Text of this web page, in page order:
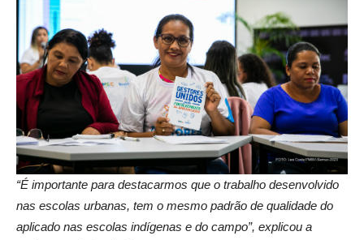
“É importante para destacarmos que o trabalho desenvolvido
nas escolas urbanas, tem o mesmo padrão de qualidade do
aplicado nas escolas indígenas e do campo”, explicou a